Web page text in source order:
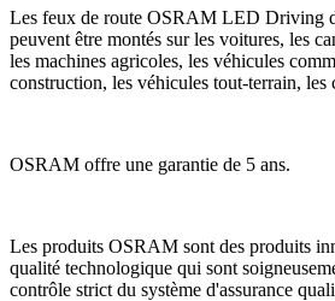
Les feux de route OSRAM LED Driving
peuvent être montés sur les voitures, les
les machines agricoles, les véhicules
construction, les véhicules tout-terrain, les
OSRAM offre une garantie de 5 ans.
Les produits OSRAM sont des produits
qualité technologique qui sont
contrôle strict du système d'assurance